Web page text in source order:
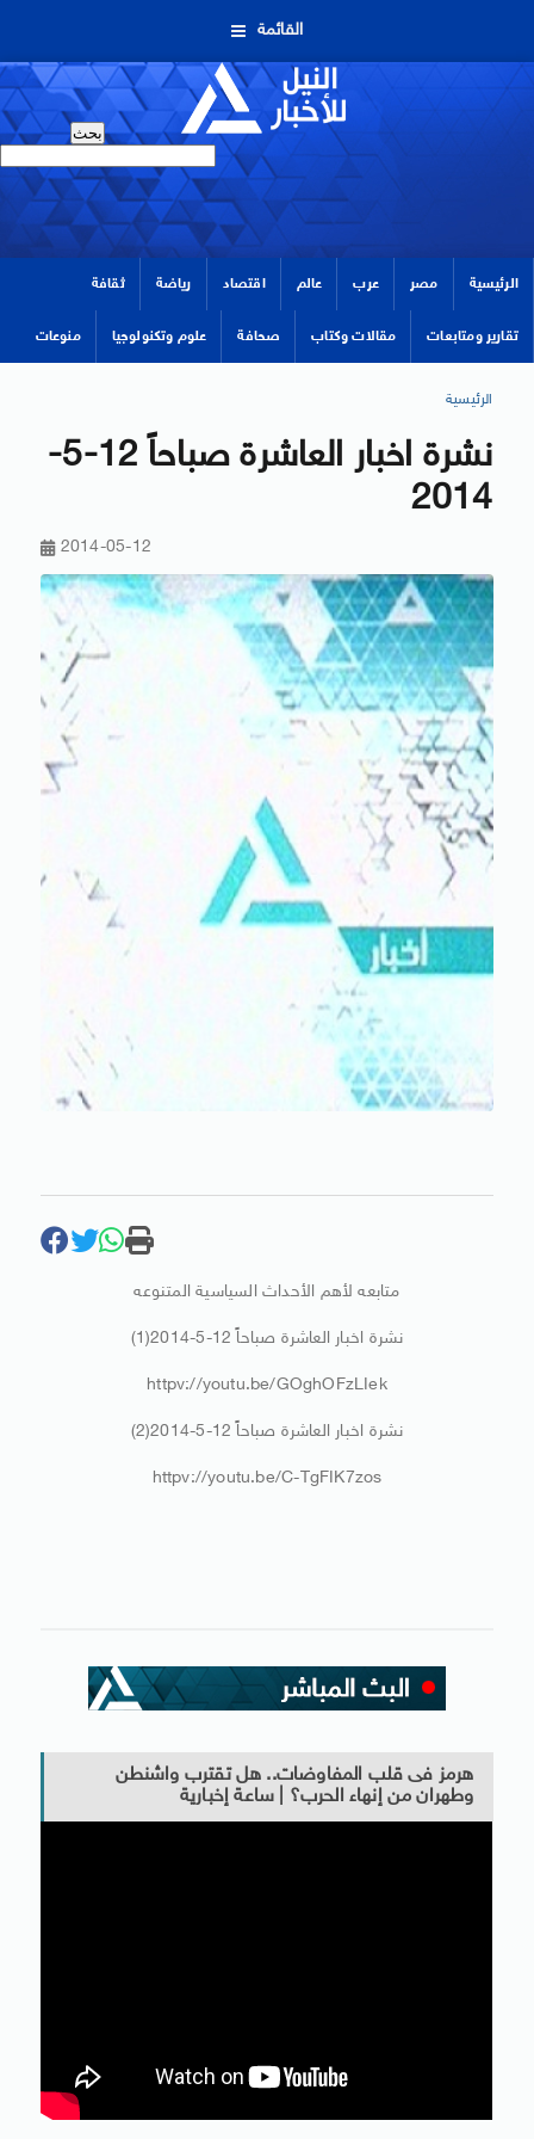
القائمة
الرئيسية مصر عرب عالم اقتصاد رياضة ثقافة
تقارير ومتابعات مقالات وكتاب صحافة علوم وتكنولوجيا منوعات
الرئيسية
نشرة اخبار العاشرة صباحاً 12-5-
2014
2014-05-12
متابعه لأهم الأحداث السياسية المتنوعه
نشرة اخبار العاشرة صباحاً 12-5-2014(1)
httpv://youtu.be/GOghOFzLIek
نشرة اخبار العاشرة صباحاً 12-5-2014(2)
httpv://youtu.be/C-TgFIK7zos
هرمز فى قلب المفاوضات.. هل تقترب واشنطن
وطهران من إنهاء الحرب؟ | ساعة إخبارية